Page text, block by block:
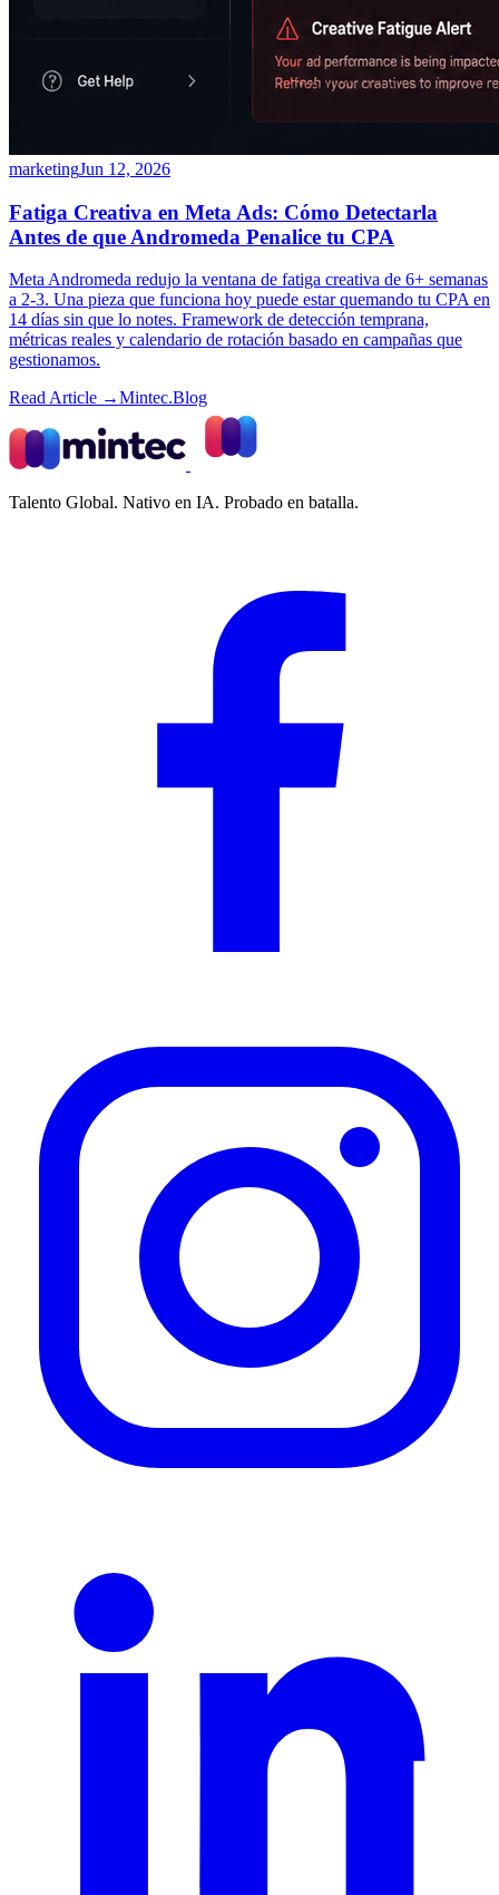
marketingJun 12, 2026
Fatiga Creativa en Meta Ads: Cómo Detectarla
Antes de que Andromeda Penalice tu CPA
Meta Andromeda redujo la ventana de fatiga creativa de 6+ semanas
a 2-3. Una pieza que funciona hoy puede estar quemando tu CPA en
14 días sin que lo notes. Framework de detección temprana,
métricas reales y calendario de rotación basado en campañas que
gestionamos.
Read Article →Mintec.Blog
Talento Global. Nativo en IA. Probado en batalla.